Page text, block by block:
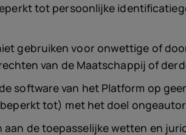
tot persoonlijke
gebruiken voor onwettige of
van de Maatschappij of
software van het Platform op
tot) met het doel
de toepasselijke wetten en